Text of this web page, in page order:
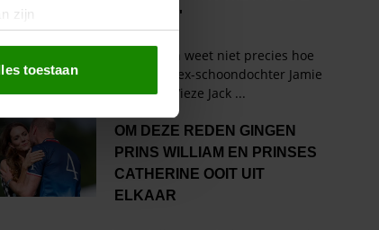
zijn
te bieden en om ons
voor social
die u aan ze heeft
onze cookies als u
toestaan